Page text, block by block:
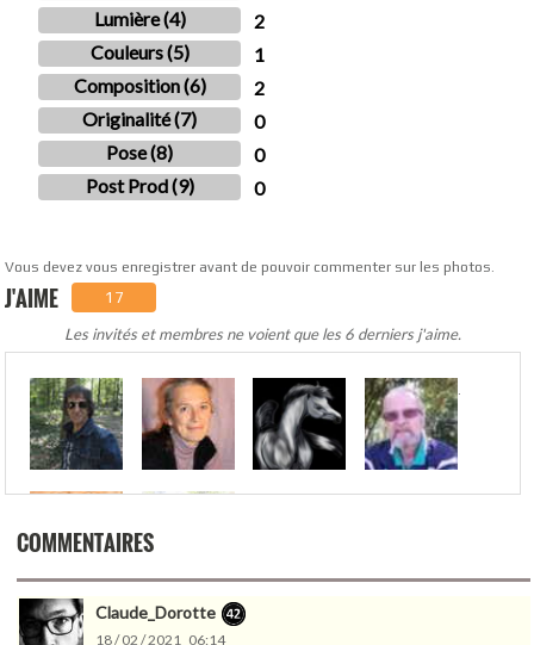
Lumière (4)
2
Couleurs (5)
1
Composition (6)
2
Originalité (7)
0
Pose (8)
0
Post Prod (9)
0
Vous devez vous enregistrer avant de pouvoir commenter sur les photos.
J'AIME 17
Les invités et membres ne voient que les 6 derniers j'aime.
COMMENTAIRES
Claude_Dorotte
18 / 02 / 2021 06:14